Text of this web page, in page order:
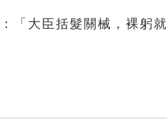
「大臣括髮關械，裸躬就